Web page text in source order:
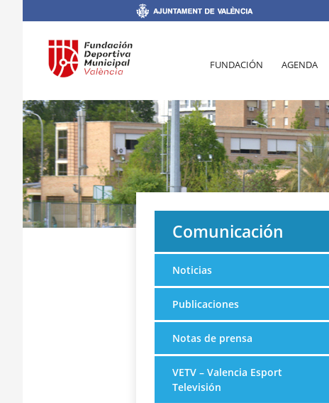
FUNDACIÓN AGENDA
Comunicación
Noticias
Publicaciones
Notas de prensa
VETV – Valencia Esport
Televisión